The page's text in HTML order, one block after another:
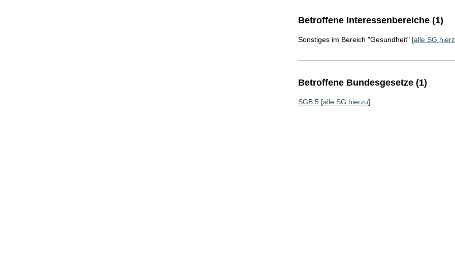
Betroffene Interessenbereiche (1)
Sonstiges im Bereich "Gesundheit" [alle SG
Betroffene Bundesgesetze (1)
SGB 5 [alle SG hierzu]